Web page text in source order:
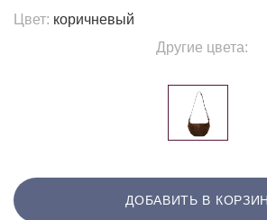
Цвет: коричневый
Другие цвета:
ДОБАВИТЬ В